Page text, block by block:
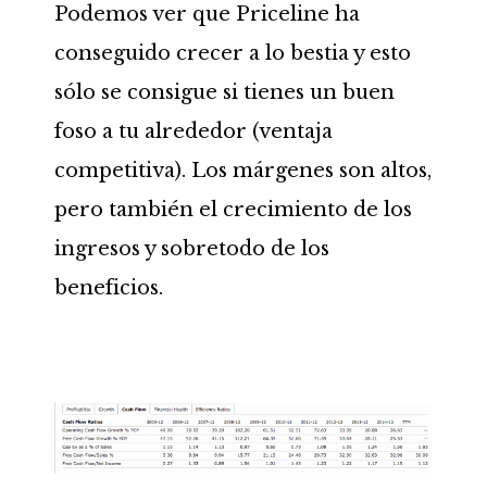
Podemos ver que Priceline ha
conseguido crecer a lo bestia y esto
sólo se consigue si tienes un buen
foso a tu alrededor (ventaja
competitiva). Los márgenes son altos,
pero también el crecimiento de los
ingresos y sobretodo de los
beneficios.